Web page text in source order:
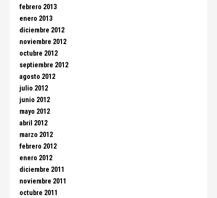
febrero 2013
enero 2013
diciembre 2012
noviembre 2012
octubre 2012
septiembre 2012
agosto 2012
julio 2012
junio 2012
mayo 2012
abril 2012
marzo 2012
febrero 2012
enero 2012
diciembre 2011
noviembre 2011
octubre 2011